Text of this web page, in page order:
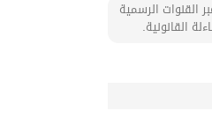
القنوات الرسمية
القانونية.